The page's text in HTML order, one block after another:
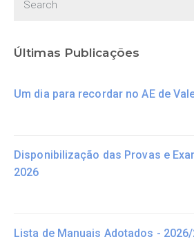
Últimas Publicações
Um dia para recordar no AE de
Disponibilização das Provas e
2026
Lista de Manuais Adotados -